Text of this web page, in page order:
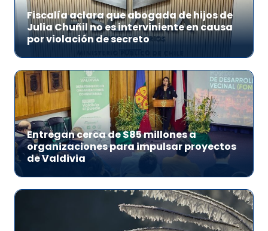
Fiscalía aclara que abogada de hijos de
Julia Chuñil no es interviniente en causa
por violación de secreto
Entregan cerca de $85 millones a
organizaciones para impulsar proyectos
de Valdivia